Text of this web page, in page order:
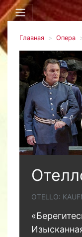
Главная Опера
OTELLO: